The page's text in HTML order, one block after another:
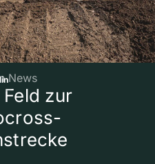
News
zur